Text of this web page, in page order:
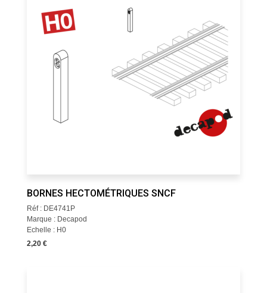
BORNES HECTOMÉTRIQUES SNCF
Réf : DE4741P
Marque : Decapod
Echelle : H0
2,20 €